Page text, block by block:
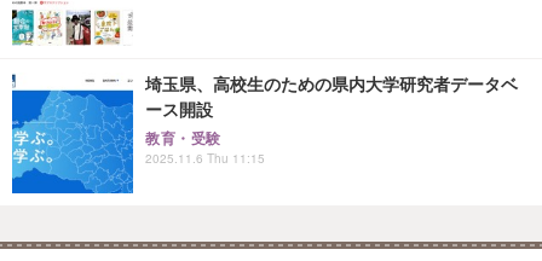
埼玉県、高校生のための県内大学研究者データベ
ース開設
教育・受験
2025.11.6 Thu 11:15